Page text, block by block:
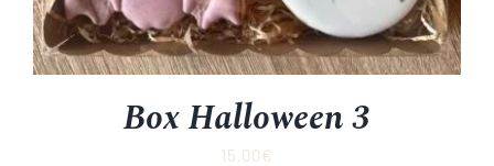
Box Halloween 3
15.00€